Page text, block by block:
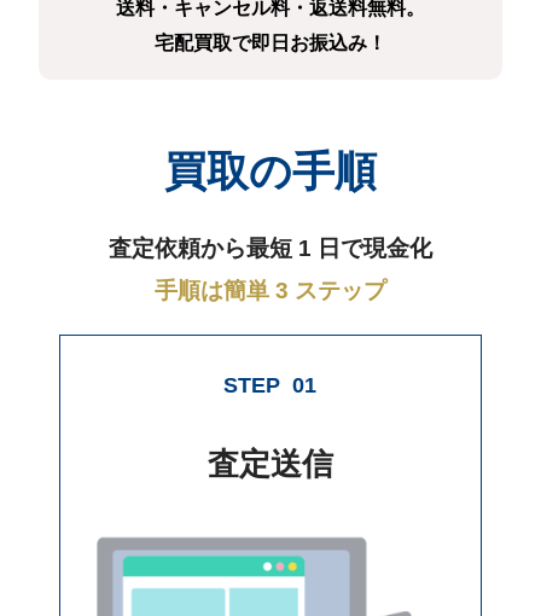
送料・キャンセル料・返送料無料。
宅配買取で即日お振込み！
買取の手順
査定依頼から最短 1 日で現金化
手順は簡単 3 ステップ
STEP 01
査定送信